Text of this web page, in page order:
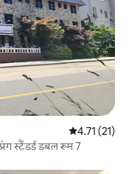
औसत रेटिंग 5 में
4.71 (21)
स्टैंडर्ड डबल रूम 7